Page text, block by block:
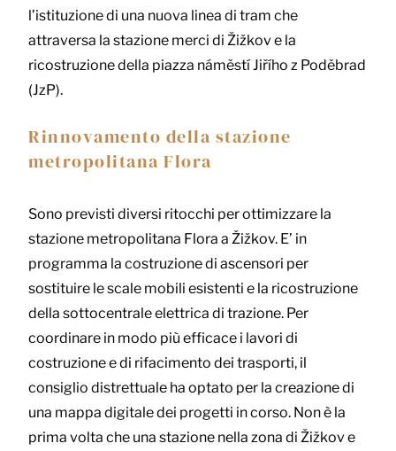
l’istituzione di una nuova linea di tram che
attraversa la stazione merci di Žižkov e la
ricostruzione della piazza náměstí Jiřího z Poděbrad
(JzP).
Rinnovamento della stazione
metropolitana Flora
Sono previsti diversi ritocchi per ottimizzare la
stazione metropolitana Flora a Žižkov. E’ in
programma la costruzione di ascensori per
sostituire le scale mobili esistenti e la ricostruzione
della sottocentrale elettrica di trazione. Per
coordinare in modo più efficace i lavori di
costruzione e di rifacimento dei trasporti, il
consiglio distrettuale ha optato per la creazione di
una mappa digitale dei progetti in corso. Non è la
prima volta che una stazione nella zona di Žižkov e